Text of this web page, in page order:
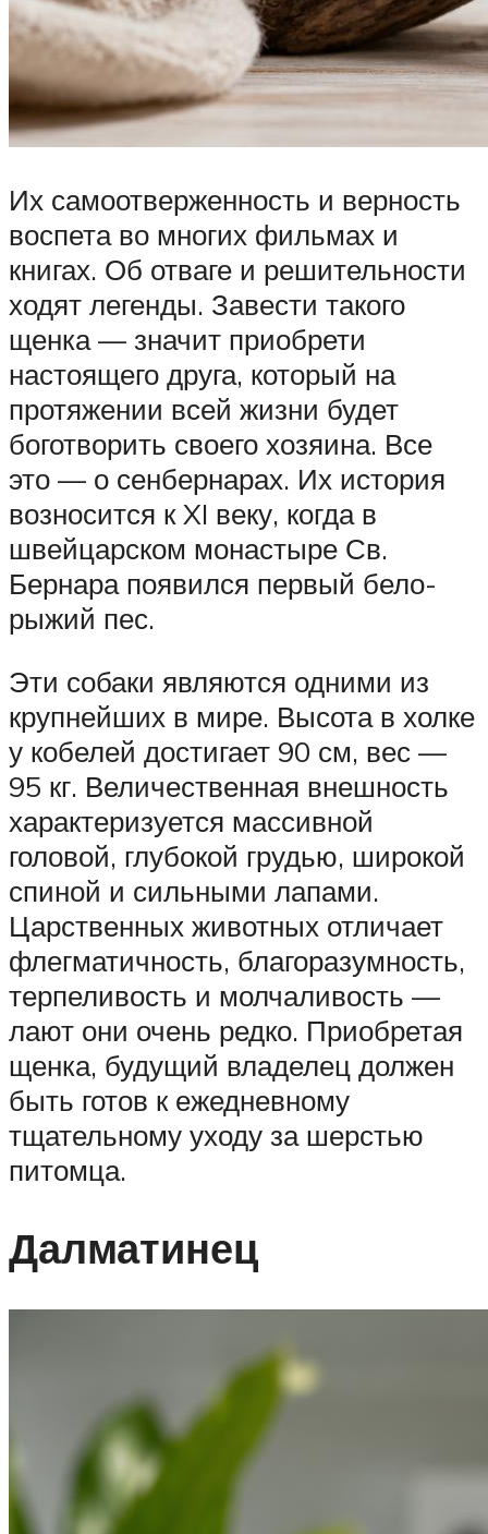
Их самоотверженность и верность
воспета во многих фильмах и
книгах. Об отваге и решительности
ходят легенды. Завести такого
щенка — значит приобрети
настоящего друга, который на
протяжении всей жизни будет
боготворить своего хозяина. Все
это — о сенбернарах. Их история
возносится к XI веку, когда в
швейцарском монастыре Св.
Бернара появился первый бело-
рыжий пес.
Эти собаки являются одними из
крупнейших в мире. Высота в холке
у кобелей достигает 90 см, вес —
95 кг. Величественная внешность
характеризуется массивной
головой, глубокой грудью, широкой
спиной и сильными лапами.
Царственных животных отличает
флегматичность, благоразумность,
терпеливость и молчаливость —
лают они очень редко. Приобретая
щенка, будущий владелец должен
быть готов к ежедневному
тщательному уходу за шерстью
питомца.
Далматинец